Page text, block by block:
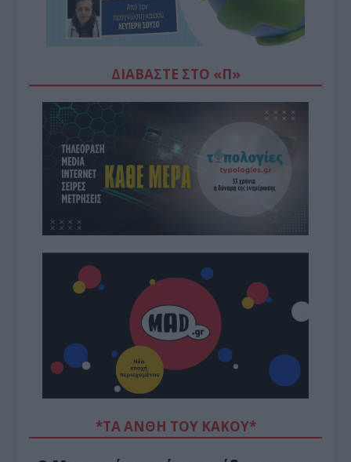
ΔΙΑΒΆΣΤΕ ΣΤΟ «Π»
*ΤΑ ΆΝΘΗ ΤΟΥ ΚΑΚΟΎ*